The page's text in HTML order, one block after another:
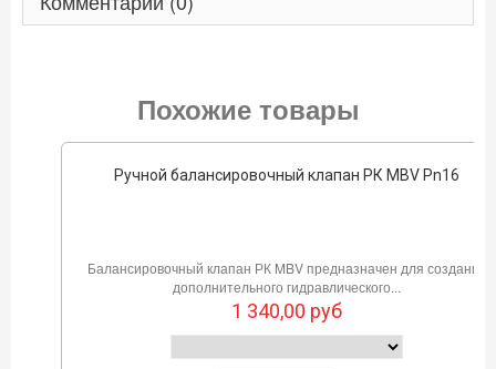
Похожие товары
Ручной балансировочный клапан РК MBV Pn16
Балансировочный клапан РК MBV предназначен для создания
дополнительного гидравлического...
1 340,00 руб